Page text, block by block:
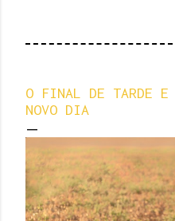
O FINAL DE TARDE E
NOVO DIA